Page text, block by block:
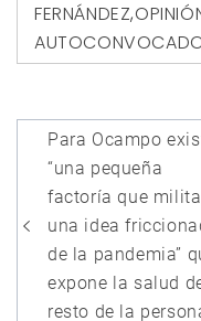
FERNÁNDEZ,
de
entradas
Para Ocampo
“una pequeña
factoría que milita
una idea
de la pandemia”
expone la salud
resto de la